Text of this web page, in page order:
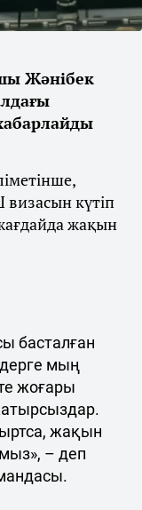
Жәнібек
күтіп
жақын
басталған
мың
жоғары
жақын
– деп